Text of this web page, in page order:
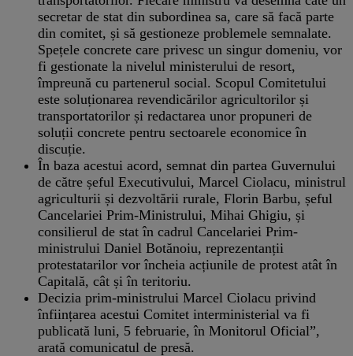
secretar de stat din subordinea sa, care să facă parte
din comitet, și să gestioneze problemele semnalate.
Spețele concrete care privesc un singur domeniu, vor
fi gestionate la nivelul ministerului de resort,
împreună cu partenerul social. Scopul Comitetului
este soluționarea revendicărilor agricultorilor și
transportatorilor și redactarea unor propuneri de
soluții concrete pentru sectoarele economice în
discuție.
În baza acestui acord, semnat din partea Guvernului
de către șeful Executivului, Marcel Ciolacu, ministrul
agriculturii și dezvoltării rurale, Florin Barbu, șeful
Cancelariei Prim-Ministrului, Mihai Ghigiu, și
consilierul de stat în cadrul Cancelariei Prim-
ministrului Daniel Botănoiu, reprezentanții
protestatarilor vor încheia acțiunile de protest atât în
Capitală, cât și în teritoriu.
Decizia prim-ministrului Marcel Ciolacu privind
înființarea acestui Comitet interministerial va fi
publicată luni, 5 februarie, în Monitorul Oficial”,
arată comunicatul de presă.